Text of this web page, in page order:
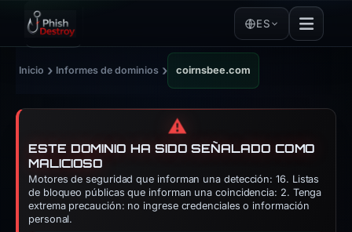
ES
Inicio › Informes de dominios › coirnsbee.com
⚠️
ESTE DOMINIO HA SIDO SEÑALADO COMO
MALICIOSO
Motores de seguridad que informan una detección: 16. Listas
de bloqueo públicas que informan una coincidencia: 2. Tenga
extrema precaución: no ingrese credenciales o información
personal.